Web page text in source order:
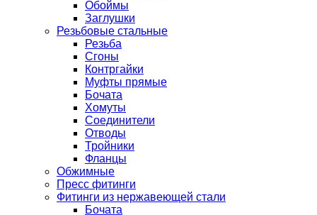
Обоймы
Заглушки
Резьбовые стальные
Резьба
Сгоны
Контргайки
Муфты прямые
Бочата
Хомуты
Соединители
Отводы
Тройники
Фланцы
Обжимные
Пресс фитинги
Фитинги из нержавеющей стали
Бочата